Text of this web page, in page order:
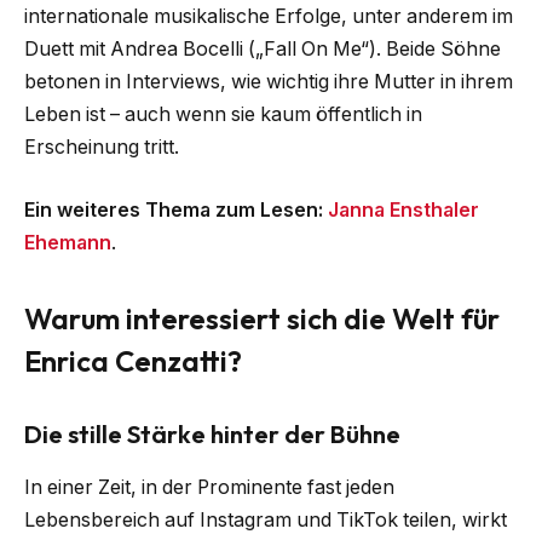
internationale musikalische Erfolge, unter anderem im
Duett mit Andrea Bocelli („Fall On Me“). Beide Söhne
betonen in Interviews, wie wichtig ihre Mutter in ihrem
Leben ist – auch wenn sie kaum öffentlich in
Erscheinung tritt.
Ein weiteres Thema zum Lesen: Janna Ensthaler
Ehemann.
Warum interessiert sich die Welt für
Enrica Cenzatti?
Die stille Stärke hinter der Bühne
In einer Zeit, in der Prominente fast jeden
Lebensbereich auf Instagram und TikTok teilen, wirkt